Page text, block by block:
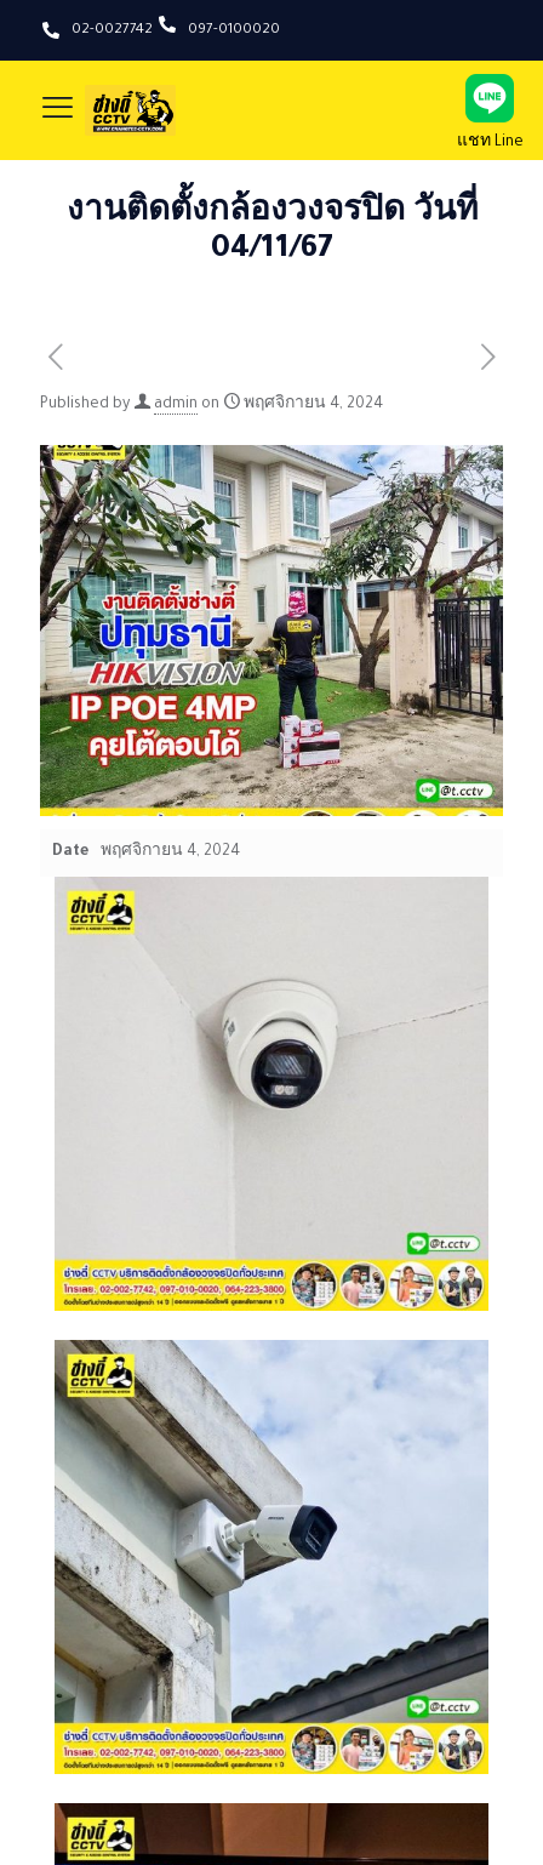
02-0027742 097-0100020
แชท Line
งานติดตั้งกล้องวงจรปิด วันที่
04/11/67
Published by admin on พฤศจิกายน 4, 2024
Date พฤศจิกายน 4, 2024